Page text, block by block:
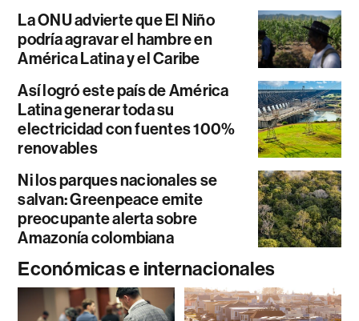
La ONU advierte que El Niño
podría agravar el hambre en
América Latina y el Caribe
Así logró este país de América
Latina generar toda su
electricidad con fuentes 100%
renovables
Ni los parques nacionales se
salvan: Greenpeace emite
preocupante alerta sobre
Amazonía colombiana
Económicas e internacionales